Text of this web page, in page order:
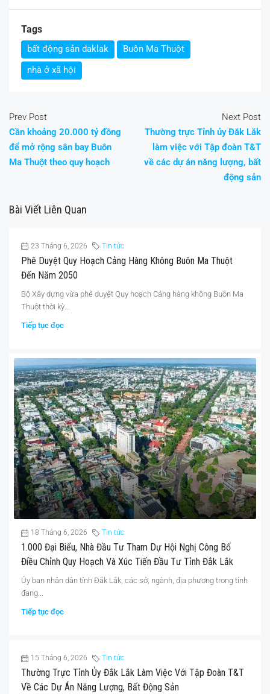
Tags
bất động sản daklak
Buôn Ma Thuột
nhà ở xã hội
Prev Post
Cần khoảng 20.000 tỷ đồng
để mở rộng sân bay Buôn
Ma Thuột theo quy hoạch
Next Post
Thường trực Tỉnh ủy Đắk Lắk
làm việc với Tập đoàn T&T
về các dự án năng lượng, bất
động sản
Bài Viết Liên Quan
23 Tháng 6, 2026 Tin tức
Phê Duyệt Quy Hoạch Cảng Hàng Không Buôn Ma Thuột
Đến Năm 2050
Bộ Xây dựng vừa phê duyệt Quy hoạch Cảng hàng không Buôn Ma
Thuột thời kỳ...
Tiếp tục đọc
18 Tháng 6, 2026 Tin tức
1.000 Đại Biểu, Nhà Đầu Tư Tham Dự Hội Nghị Công Bố
Điều Chỉnh Quy Hoạch Và Xúc Tiến Đầu Tư Tỉnh Đắk Lắk
Ủy ban nhân dân tỉnh Đắk Lắk, các sở, ngành, địa phương trong tỉnh
đang...
Tiếp tục đọc
15 Tháng 6, 2026 Tin tức
Thường Trực Tỉnh Ủy Đắk Lắk Làm Việc Với Tập Đoàn T&T
Về Các Dự Án Năng Lượng, Bất Động Sản